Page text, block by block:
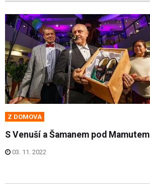
Z DOMOVA
S Venuší a Šamanem pod Mamutem
03. 11. 2022